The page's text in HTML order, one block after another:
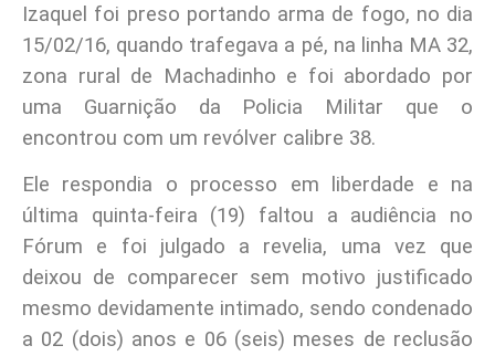
Izaquel foi preso portando arma de fogo, no dia
15/02/16, quando trafegava a pé, na linha MA 32,
zona rural de Machadinho e foi abordado por
uma Guarnição da Policia Militar que o
encontrou com um revólver calibre 38.
Ele respondia o processo em liberdade e na
última quinta-feira (19) faltou a audiência no
Fórum e foi julgado a revelia, uma vez que
deixou de comparecer sem motivo justificado
mesmo devidamente intimado, sendo condenado
a 02 (dois) anos e 06 (seis) meses de reclusão